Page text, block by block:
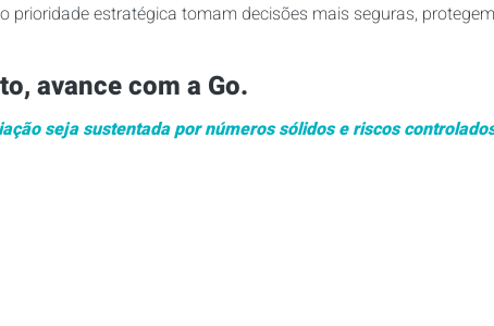
prioridade estratégica tomam decisões mais seguras,
avance com a Go.
seja sustentada por números sólidos e riscos